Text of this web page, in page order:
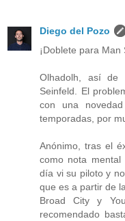
Diego del Pozo
¡Doblete para Man
Olhadolh, así de
Seinfeld. El
con una
temporadas, por
Anónimo, tras el
como nota mental
día vi su piloto y
que es a partir de
Broad City y
recomendado